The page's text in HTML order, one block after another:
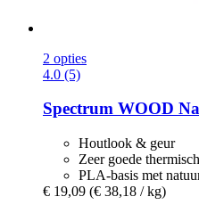
2 opties
4.0 (5)
Spectrum WOOD
Houtlook & geur
Zeer goede
PLA-basis met
€ 19,09 (€ 38,18 / kg)